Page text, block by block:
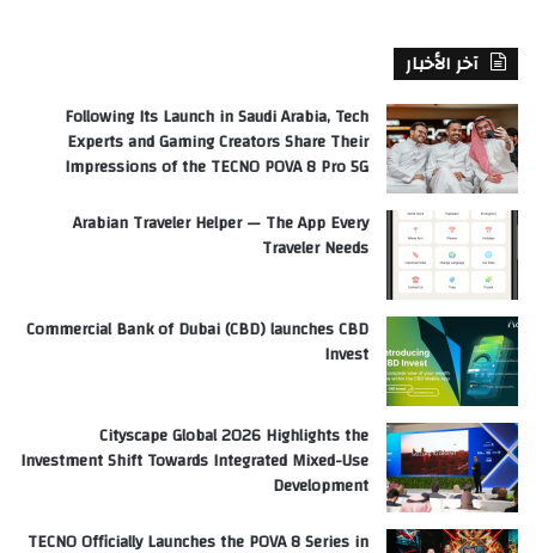
آخر الأخبار
Following Its Launch in Saudi Arabia, Tech
Experts and Gaming Creators Share Their
Impressions of the TECNO POVA 8 Pro 5G
Arabian Traveler Helper — The App Every
Traveler Needs
Commercial Bank of Dubai (CBD) launches CBD
Invest
Cityscape Global 2026 Highlights the
Investment Shift Towards Integrated Mixed-Use
Development
TECNO Officially Launches the POVA 8 Series in